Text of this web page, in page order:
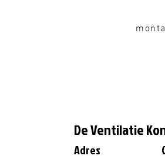
De Ventilatie
Adres